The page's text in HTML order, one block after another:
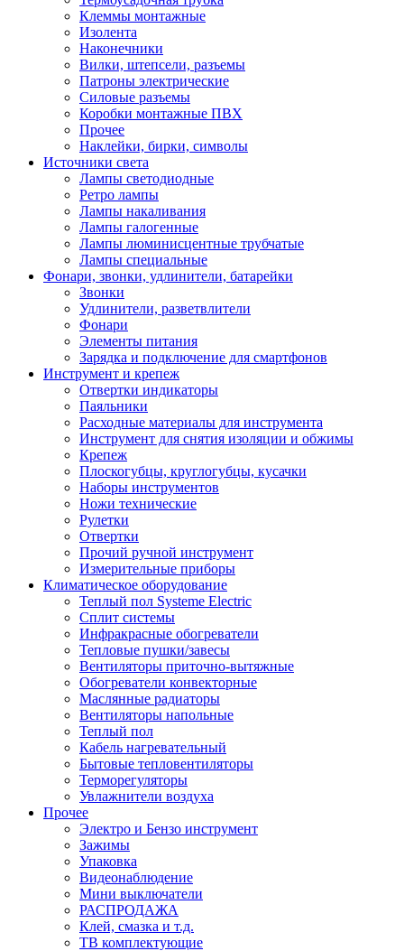
Клеммы монтажные
Изолента
Наконечники
Вилки, штепсели, разъемы
Патроны электрические
Силовые разъемы
Коробки монтажные ПВХ
Прочее
Наклейки, бирки, символы
Источники света
Лампы светодиодные
Ретро лампы
Лампы накаливания
Лампы галогенные
Лампы люминисцентные трубчатые
Лампы специальные
Фонари, звонки, удлинители, батарейки
Звонки
Удлинители, разветвлители
Фонари
Элементы питания
Зарядка и подключение для смартфонов
Инструмент и крепеж
Отвертки индикаторы
Паяльники
Расходные материалы для инструмента
Инструмент для снятия изоляции и обжимы
Крепеж
Плоскогубцы, круглогубцы, кусачки
Наборы инструментов
Ножи технические
Рулетки
Отвертки
Прочий ручной инструмент
Измерительные приборы
Климатическое оборудование
Теплый пол Systeme Electric
Сплит системы
Инфракрасные обогреватели
Тепловые пушки/завесы
Вентиляторы приточно-вытяжные
Обогреватели конвекторные
Маслянные радиаторы
Вентиляторы напольные
Теплый пол
Кабель нагревательный
Бытовые тепловентиляторы
Терморегуляторы
Увлажнители воздуха
Прочее
Электро и Бензо инструмент
Зажимы
Упаковка
Видеонаблюдение
Мини выключатели
РАСПРОДАЖА
Клей, смазка и т.д.
ТВ комплектующие